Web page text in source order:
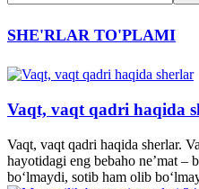
SHE'RLAR TO'PLAMI
Vaqt, vaqt qadri haqida
Vaqt, vaqt qadri haqida sherlar.
hayotidagi eng bebaho ne’mat –
bo‘lmaydi, sotib ham olib